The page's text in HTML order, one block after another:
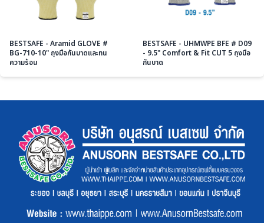
BESTSAFE - Aramid GLOVE #
BG-710-10" ถุงมือกันบาดและทน
ความร้อน
BESTSAFE - UHMWPE BFE # D09
- 9.5" Comfort & Fit CUT 5 ถุงมือ
กันบาด